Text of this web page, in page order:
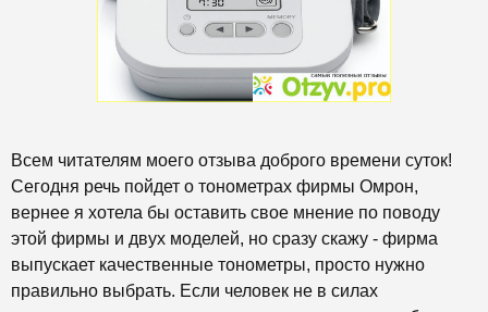
Всем читателям моего отзыва доброго времени суток!
Сегодня речь пойдет о тонометрах фирмы Омрон,
вернее я хотела бы оставить свое мнение по поводу
этой фирмы и двух моделей, но сразу скажу - фирма
выпускает качественные тонометры, просто нужно
правильно выбрать. Если человек не в силах